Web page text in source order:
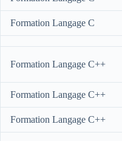
Formation Langage C
Formation Langage C++
Formation Langage C++
Formation Langage C++